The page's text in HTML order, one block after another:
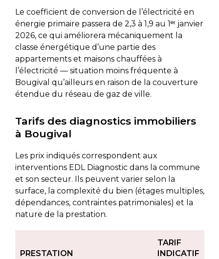
Le coefficient de conversion de l’électricité en
énergie primaire passera de 2,3 à 1,9 au 1ᵉʳ janvier
2026, ce qui améliorera mécaniquement la
classe énergétique d’une partie des
appartements et maisons chauffées à
l’électricité — situation moins fréquente à
Bougival qu’ailleurs en raison de la couverture
étendue du réseau de gaz de ville.
Tarifs des diagnostics immobiliers
à Bougival
Les prix indiqués correspondent aux
interventions EDL Diagnostic dans la commune
et son secteur. Ils peuvent varier selon la
surface, la complexité du bien (étages multiples,
dépendances, contraintes patrimoniales) et la
nature de la prestation.
PRESTATION
TARIF
INDICATIF